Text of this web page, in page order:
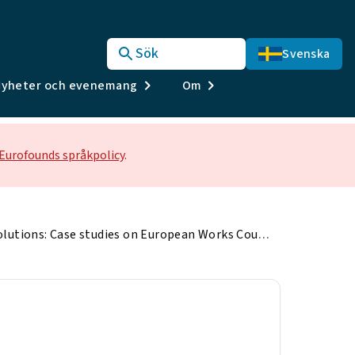
Sök
Svenska
och evenemang Om
Eurofounds språkpolicy.
Challenges and solutions: Case studies on European Works Councils